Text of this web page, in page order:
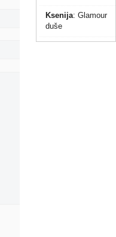
Ksenija: Glamour
duše